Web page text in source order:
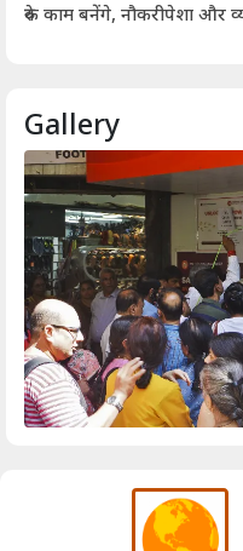
रुके काम बनेंगे, नौकरीपेशा और
Gallery